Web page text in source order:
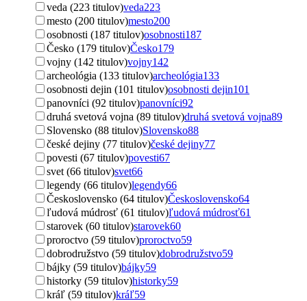
veda (223 titulov)veda223
mesto (200 titulov)mesto200
osobnosti (187 titulov)osobnosti187
Česko (179 titulov)Česko179
vojny (142 titulov)vojny142
archeológia (133 titulov)archeológia133
osobnosti dejin (101 titulov)osobnosti dejin101
panovníci (92 titulov)panovníci92
druhá svetová vojna (89 titulov)druhá svetová vojna89
Slovensko (88 titulov)Slovensko88
české dejiny (77 titulov)české dejiny77
povesti (67 titulov)povesti67
svet (66 titulov)svet66
legendy (66 titulov)legendy66
Československo (64 titulov)Československo64
ľudová múdrosť (61 titulov)ľudová múdrosť61
starovek (60 titulov)starovek60
proroctvo (59 titulov)proroctvo59
dobrodružstvo (59 titulov)dobrodružstvo59
bájky (59 titulov)bájky59
historky (59 titulov)historky59
kráľ (59 titulov)kráľ59